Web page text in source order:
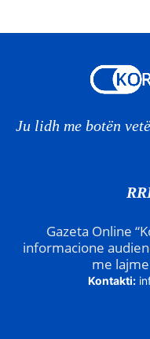
Ju lidh me botën
Gazeta Online
informacione
me
Kontakti: